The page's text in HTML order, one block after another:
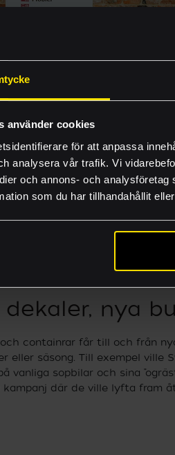
använder cookies
för att anpassa
analysera vår trafik. Vi
och annons- och
som du har tillhandahållit
dekaler, nya
containrar får till och från
eller säsong. Till exempel
vanliga sopbilar och sina
kampanj där de ville lyfta fram